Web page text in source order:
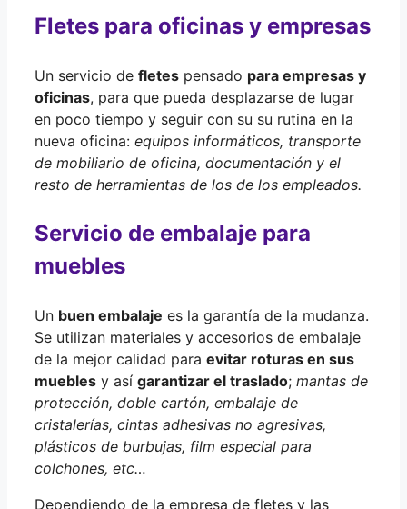
Fletes para oficinas y empresas
Un servicio de fletes pensado para empresas y
oficinas, para que pueda desplazarse de lugar
en poco tiempo y seguir con su su rutina en la
nueva oficina: equipos informáticos, transporte
de mobiliario de oficina, documentación y el
resto de herramientas de los de los empleados.
Servicio de embalaje para
muebles
Un buen embalaje es la garantía de la mudanza.
Se utilizan materiales y accesorios de embalaje
de la mejor calidad para evitar roturas en sus
muebles y así garantizar el traslado; mantas de
protección, doble cartón, embalaje de
cristalerías, cintas adhesivas no agresivas,
plásticos de burbujas, film especial para
colchones, etc…
Dependiendo de la empresa de fletes y las